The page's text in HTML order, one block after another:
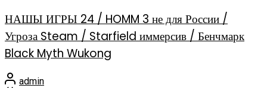
НАШЫ ИГРЫ 24 / HOMM 3 не для России /
Угроза Steam / Starfield иммерсив / Бенчмарк
Black Myth Wukong
admin